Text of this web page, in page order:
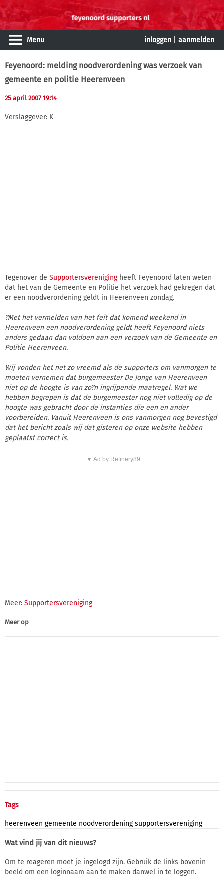
Menu inloggen aanmelden
Feyenoord: melding noodverordening was verzoek van
gemeente en politie Heerenveen
25 april 2007 19:14
Verslaggever: K
Tegenover de Supportersverenigingheeft Feyenoord laten weten
dat het van de Gemeente en Politie het verzoek had gekregen dat
er een noodverordening geldt in Heerenveen zondag.
?Met het vermelden van het feit dat komend weekend in
Heerenveen een noodverordening geldt heeft Feyenoord niets
anders gedaan dan voldoen aan een verzoek van de Gemeente en
Politie Heerenveen.
Wij vonden het net zo vreemd als de supporters om vanmorgen te
moeten vernemen dat burgemeester De Jonge van Heerenveen
niet op de hoogte is van zo?n ingrijpende maatregel. Wat we
hebben begrepen is dat de burgemeester nog niet volledig op de
hoogte was gebracht door de instanties die een en ander
voorbereiden. Vanuit Heerenveen is ons vanmorgen nog bevestigd
dat het bericht zoals wij dat gisteren op onze website hebben
geplaatst correct is.
▼ Ad by Refinery89
Meer: Supportersvereniging
Meer op
Tags
heerenveen gemeente noodverordening supportersvereniging
Wat vind jij van dit nieuws?
Om te reageren moet je ingelogd zijn. Gebruik de links bovenin
beeld om een loginnaam aan te maken danwel in te loggen.